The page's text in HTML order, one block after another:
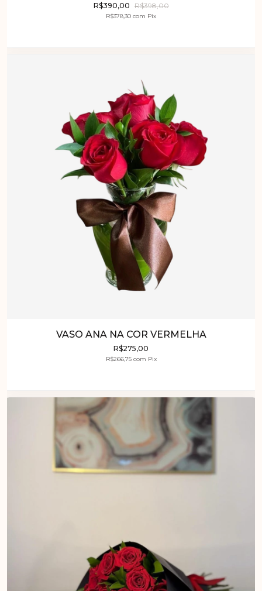
R$390,00 R$398,00
R$378,30 com Pix
VASO ANA NA COR VERMELHA
R$275,00
R$266,75 com Pix